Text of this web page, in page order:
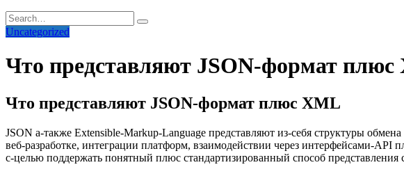
Uncategorized
Что представляют JSON-формат
Что представляют JSON-формат плюс XML
JSON а-также Extensible-Markup-Language представляют из-себя структуры
веб-разработке, интеграции платформ, взаимодействии через интерфейсами-
с-целью поддержать понятный плюс стандартизированный способ представления